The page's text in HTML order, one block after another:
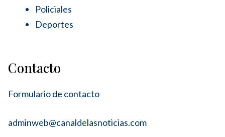
Policiales
Deportes
Contacto
Formulario de contacto
adminweb@canaldelasnoticias.com